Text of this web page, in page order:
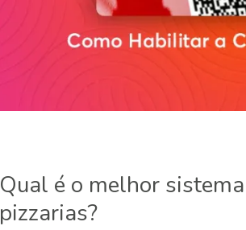
Qual é o melhor
pizzarias?